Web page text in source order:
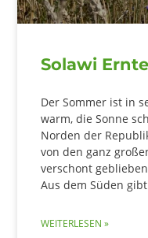
Solawi
Der Sommer ist in
warm, die Sonne
Norden der
von den ganz
verschont
Aus dem Süden
WEITERLESEN »